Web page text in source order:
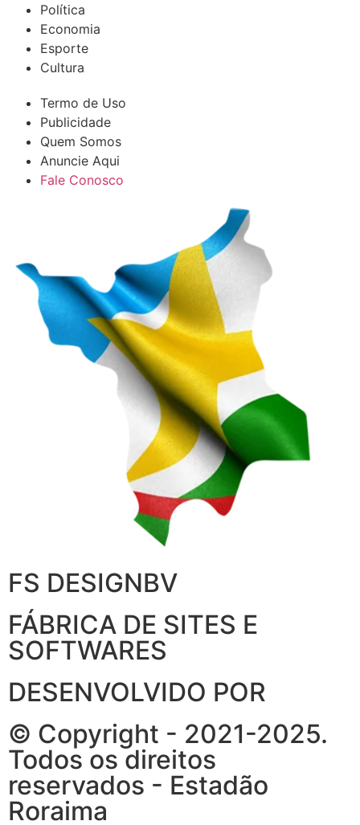
Política
Economia
Esporte
Cultura
Termo de Uso
Publicidade
Quem Somos
Anuncie Aqui
Fale Conosco
FS DESIGNBV
FÁBRICA DE SITES E
SOFTWARES
DESENVOLVIDO POR
© Copyright - 2021-2025.
Todos os direitos
reservados - Estadão
Roraima